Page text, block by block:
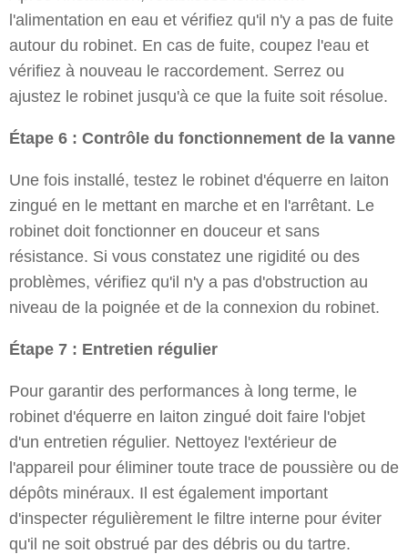
l'alimentation en eau et vérifiez qu'il n'y a pas de fuite
autour du robinet. En cas de fuite, coupez l'eau et
vérifiez à nouveau le raccordement. Serrez ou
ajustez le robinet jusqu'à ce que la fuite soit résolue.
Étape 6 : Contrôle du fonctionnement de la vanne
Une fois installé, testez le robinet d'équerre en laiton
zingué en le mettant en marche et en l'arrêtant. Le
robinet doit fonctionner en douceur et sans
résistance. Si vous constatez une rigidité ou des
problèmes, vérifiez qu'il n'y a pas d'obstruction au
niveau de la poignée et de la connexion du robinet.
Étape 7 : Entretien régulier
Pour garantir des performances à long terme, le
robinet d'équerre en laiton zingué doit faire l'objet
d'un entretien régulier. Nettoyez l'extérieur de
l'appareil pour éliminer toute trace de poussière ou de
dépôts minéraux. Il est également important
d'inspecter régulièrement le filtre interne pour éviter
qu'il ne soit obstrué par des débris ou du tartre.